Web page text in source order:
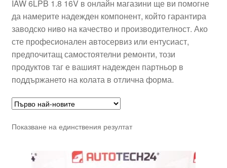
Транспорт
IAW 6LPB 1.8 16V в онлайн магазини ще ви помогне
да намерите надежден компонент, който гарантира
заводско ниво на качество и производителност. Ако
сте професионален автосервиз или ентусиаст,
предпочитащ самостоятелни ремонти, този
продуктов таг е вашият надежден партньор в
поддържането на колата в отлична форма.
Показване на единствения резултат